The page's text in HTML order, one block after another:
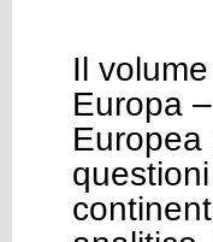
Il
Europa
Europea